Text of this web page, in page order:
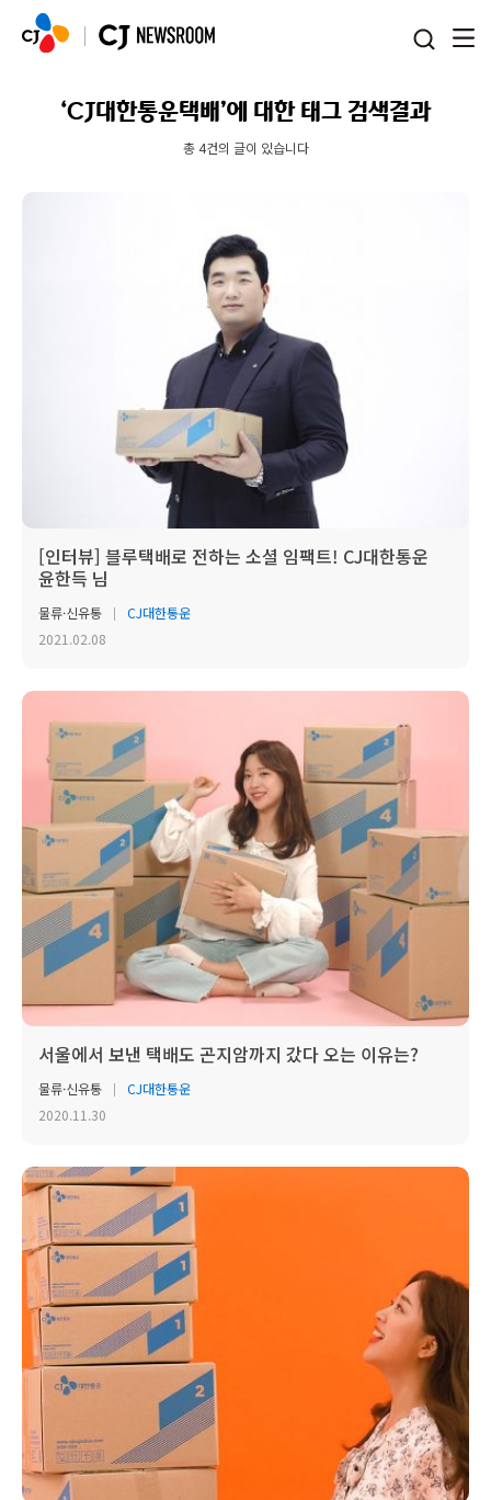
‘CJ대한통운택배’에 대한 태그 검색결과
총 4건의 글이 있습니다
[인터뷰] 블루택배로 전하는 소셜 임팩트! CJ대한통운
윤한득 님
물류·신유통
CJ대한통운
2021.02.08
서울에서 보낸 택배도 곤지암까지 갔다 오는 이유는?
물류·신유통
CJ대한통운
2020.11.30